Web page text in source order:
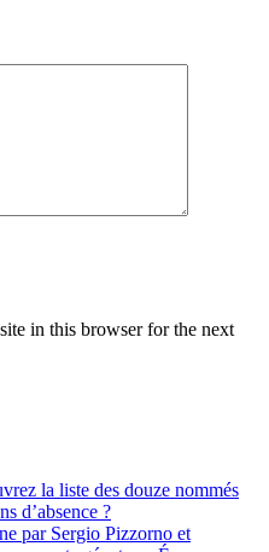
in this browser for the next
la liste des douze nommés
d’absence ?
par Sergio Pizzorno et